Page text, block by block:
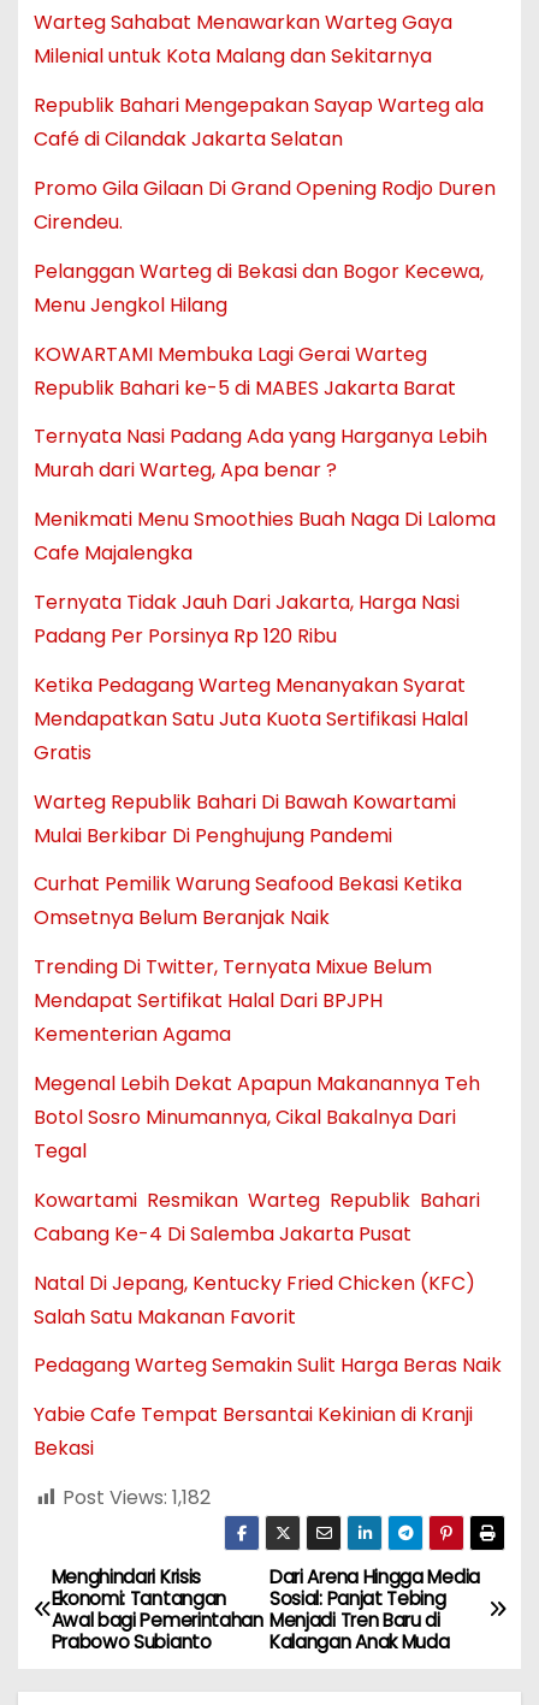
Warteg Sahabat Menawarkan Warteg Gaya
Milenial untuk Kota Malang dan Sekitarnya
Republik Bahari Mengepakan Sayap Warteg ala
Café di Cilandak Jakarta Selatan
Promo Gila Gilaan Di Grand Opening Rodjo Duren
Cirendeu.
Pelanggan Warteg di Bekasi dan Bogor Kecewa,
Menu Jengkol Hilang
KOWARTAMI Membuka Lagi Gerai Warteg
Republik Bahari ke-5 di MABES Jakarta Barat
Ternyata Nasi Padang Ada yang Harganya Lebih
Murah dari Warteg, Apa benar ?
Menikmati Menu Smoothies Buah Naga Di Laloma
Cafe Majalengka
Ternyata Tidak Jauh Dari Jakarta, Harga Nasi
Padang Per Porsinya Rp 120 Ribu
Ketika Pedagang Warteg Menanyakan Syarat
Mendapatkan Satu Juta Kuota Sertifikasi Halal
Gratis
Warteg Republik Bahari Di Bawah Kowartami
Mulai Berkibar Di Penghujung Pandemi
Curhat Pemilik Warung Seafood Bekasi Ketika
Omsetnya Belum Beranjak Naik
Trending Di Twitter, Ternyata Mixue Belum
Mendapat Sertifikat Halal Dari BPJPH
Kementerian Agama
Megenal Lebih Dekat Apapun Makanannya Teh
Botol Sosro Minumannya, Cikal Bakalnya Dari
Tegal
Kowartami Resmikan Warteg Republik Bahari
Cabang Ke-4 Di Salemba Jakarta Pusat
Natal Di Jepang, Kentucky Fried Chicken (KFC)
Salah Satu Makanan Favorit
Pedagang Warteg Semakin Sulit Harga Beras Naik
Yabie Cafe Tempat Bersantai Kekinian di Kranji
Bekasi
Post Views: 1,182
N
a
v
Dari Arena Hingga Media
Sosial: Panjat Tebing
Menjadi Tren Baru di
Kalangan Anak Muda
Menghindari Krisis
Ekonomi: Tantangan
Awal bagi Pemerintahan
Prabowo Subianto